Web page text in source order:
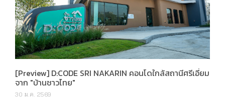
[Preview] D:CODE SRI NAKARIN คอนโดใกล้สถานีศรีเอี่ยม
จาก "บ้านชาวไทย"
30 ม.ค. 2569